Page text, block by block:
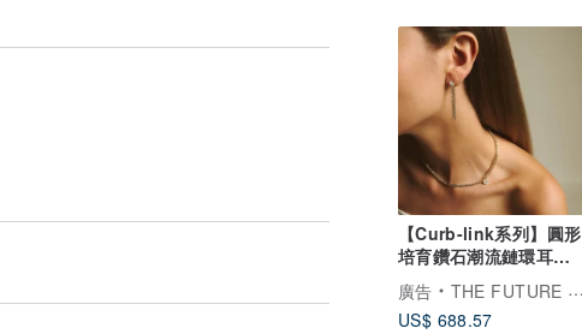
【Curb-link系列】圓形
培育鑽石潮流鏈環耳環
925純銀 18K鍍金
廣告
THE FUTURE ROCKS
US$ 688.57